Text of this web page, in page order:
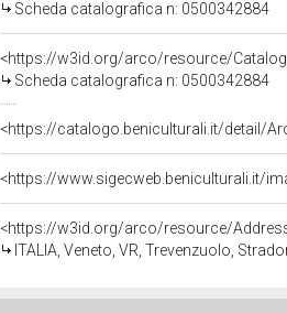
Scheda catalografica n: 0500342884
<https://w3id.org/arco/resource/
Scheda catalografica n: 0500342884
<https://catalogo.beniculturali.it/detail/
<https://w3id.org/arco/resource/
ITALIA, Veneto, VR, Trevenzuolo,